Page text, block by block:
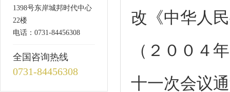
1398号东岸城邦时代中心
22楼
电话：0731-84456308
全国咨询热线
0731-84456308
改《中华人
（２００４
十一次会议